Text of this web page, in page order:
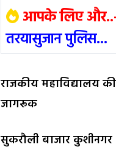
आपके लिए
तरयासुजान पुलिस...
राजकीय महाविद्यालय
जागरूक
सुकरौली बाजार